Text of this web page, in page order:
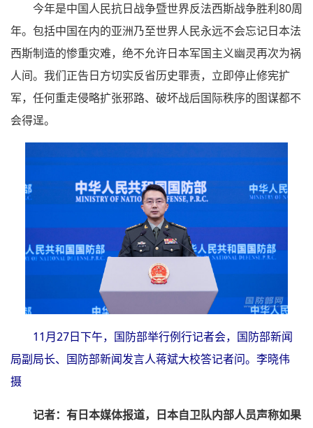
今年是中国人民抗日战争暨世界反法西斯战争胜利80周
年。包括中国在内的亚洲乃至世界人民永远不会忘记日本法
西斯制造的惨重灾难，绝不允许日本军国主义幽灵再次为祸
人间。我们正告日方切实反省历史罪责，立即停止修宪扩
军，任何重走侵略扩张邪路、破坏战后国际秩序的图谋都不
会得逞。
11月27日下午，国防部举行例行记者会，国防部新闻
局副局长、国防部新闻发言人蒋斌大校答记者问。李晓伟
摄
记者：有日本媒体报道，日本自卫队内部人员声称如果